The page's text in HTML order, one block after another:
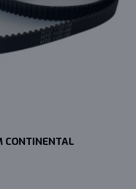
CONTINENTAL